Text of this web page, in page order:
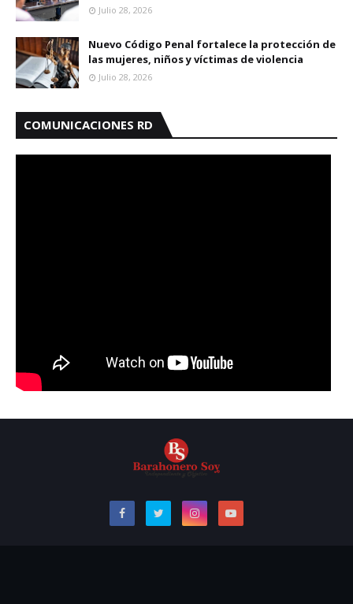
Julio 28, 2026
Nuevo Código Penal fortalece la protección de
las mujeres, niños y víctimas de violencia
Julio 28, 2026
COMUNICACIONES RD